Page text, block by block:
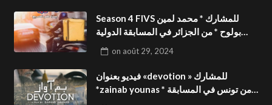
Season 4 FIVS للمشارك * محمد لمين
بولوح * من الجزائر في المسابقة الدولية
بالمهرجان الدولي للفيدوهات
on août 29, 2024
فيديو بعنوان «devotion » للمشارك
*zainab younas * من تونس في المسابقة